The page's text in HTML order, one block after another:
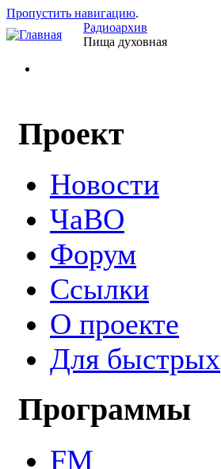
Пропустить навигацию.
Радиоархив
Пища духовная
Проект
Новости
ЧаВО
Форум
Ссылки
О проекте
Для быстрых
Программы
FM